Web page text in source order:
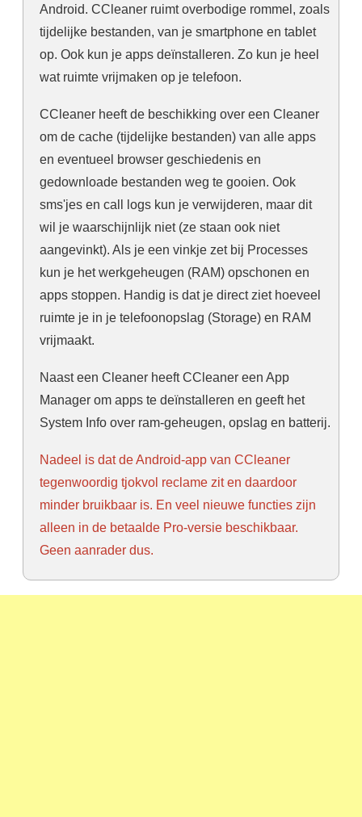
Android. CCleaner ruimt overbodige rommel, zoals
tijdelijke bestanden, van je smartphone en tablet
op. Ook kun je apps deïnstalleren. Zo kun je heel
wat ruimte vrijmaken op je telefoon.
CCleaner heeft de beschikking over een Cleaner
om de cache (tijdelijke bestanden) van alle apps
en eventueel browser geschiedenis en
gedownloade bestanden weg te gooien. Ook
sms'jes en call logs kun je verwijderen, maar dit
wil je waarschijnlijk niet (ze staan ook niet
aangevinkt). Als je een vinkje zet bij Processes
kun je het werkgeheugen (RAM) opschonen en
apps stoppen. Handig is dat je direct ziet hoeveel
ruimte je in je telefoonopslag (Storage) en RAM
vrijmaakt.
Naast een Cleaner heeft CCleaner een App
Manager om apps te deïnstalleren en geeft het
System Info over ram-geheugen, opslag en batterij.
Nadeel is dat de Android-app van CCleaner
tegenwoordig tjokvol reclame zit en daardoor
minder bruikbaar is. En veel nieuwe functies zijn
alleen in de betaalde Pro-versie beschikbaar.
Geen aanrader dus.